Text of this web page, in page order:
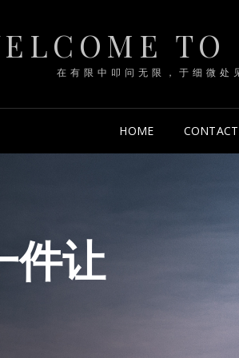
TO
在有限中叩问无限，于细微处
HOME CONTACT
件让